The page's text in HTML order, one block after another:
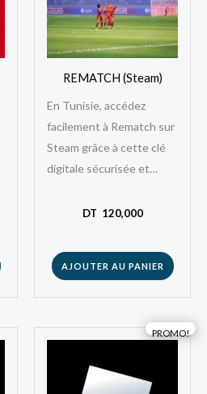
REMATCH (Steam)
En Tunisie, accédez
facilement à Rematch sur
Steam grâce à cette clé
digitale sécurisée et
compétitif multijoueur
duels…
DT 120,000
AJOUTER AU PANIER
PROMO!
était :
Le